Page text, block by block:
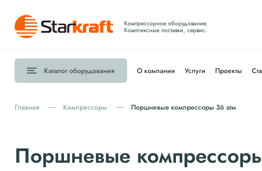
Компрессорное оборудование.
Комплексные поставки, сервис.
Каталог оборудования О компании Услуги Проекты
Главная Компрессоры Поршневые компрессоры 36 атм
Поршневые